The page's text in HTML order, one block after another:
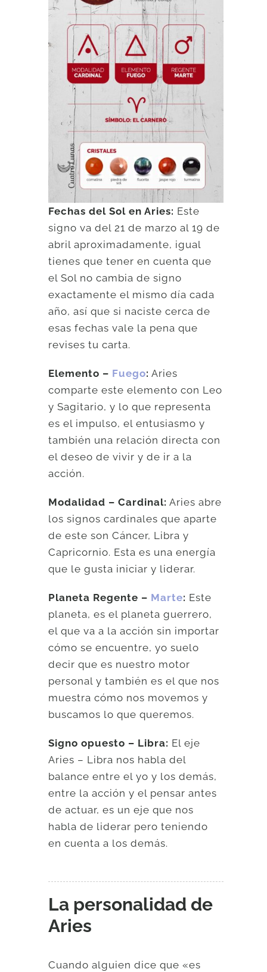
Fechas del Sol en Aries: Este
signo va del 21 de marzo al 19 de
abril aproximadamente, igual
tienes que tener en cuenta que
el Sol no cambia de signo
exactamente el mismo día cada
año, así que si naciste cerca de
esas fechas vale la pena que
revises tu carta.
Elemento – Fuego: Aries
comparte este elemento con Leo
y Sagitario, y lo que representa
es el impulso, el entusiasmo y
también una relación directa con
el deseo de vivir y de ir a la
acción.
Modalidad – Cardinal: Aries abre
los signos cardinales que aparte
de este son Cáncer, Libra y
Capricornio. Esta es una energía
que le gusta iniciar y liderar.
Planeta Regente – Marte: Este
planeta, es el planeta guerrero,
el que va a la acción sin importar
cómo se encuentre, yo suelo
decir que es nuestro motor
personal y también es el que nos
muestra cómo nos movemos y
buscamos lo que queremos.
Signo opuesto – Libra: El eje
Aries – Libra nos habla del
balance entre el yo y los demás,
entre la acción y el pensar antes
de actuar, es un eje que nos
habla de liderar pero teniendo
en cuenta a los demás.
La personalidad de
Aries
Cuando alguien dice que «es